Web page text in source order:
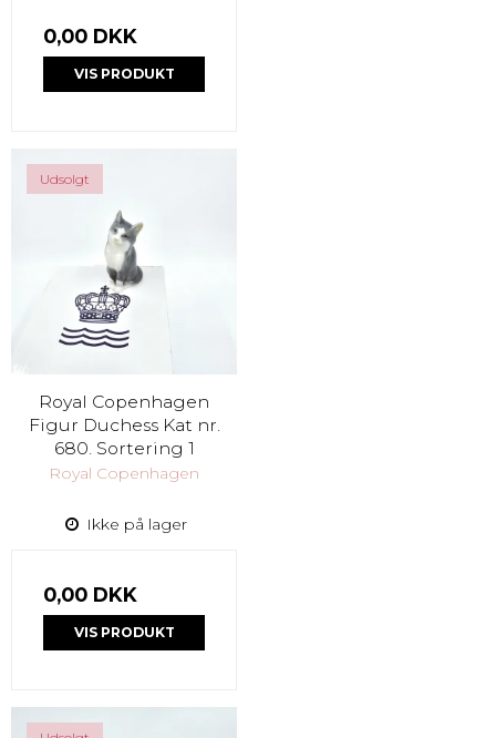
0,00 DKK
VIS PRODUKT
Udsolgt
Royal Copenhagen
Figur Duchess Kat nr.
680. Sortering 1
Royal Copenhagen
Ikke på lager
0,00 DKK
VIS PRODUKT